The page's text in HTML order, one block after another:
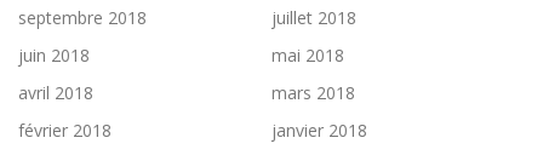
septembre 2018
juillet 2018
juin 2018
mai 2018
avril 2018
mars 2018
février 2018
janvier 2018